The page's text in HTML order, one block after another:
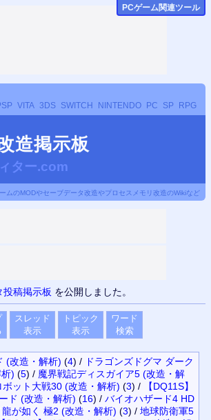
VITA 3DS SWITCH NINTENDO PC SP RPG
造掲示板
ター.com
ムのMODやセーブデータ改造やプロセスメモリ改造のWikiなど
投稿掲示板 を公開しました。
スレッド
表示
トピック
表示
ワード
検索
(改造・解析) (4) / ドラゴンズドグマ ダーク
) (5) / 魔界戦記ディスガイア5 (改造・解
ボット大戦30 (改造・解析) (3) /
【DQ11S】
ド (改造・解析) (16) / バイオハザード4 HD
龍が如く 極2 (改造・解析) (3) / 地球防衛軍5
PCゲーム関連ツール